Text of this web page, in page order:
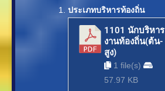
ประเภทบริหารท้องถิ่น
1101 นักบริหาร
งานท้องถิ่น(ต้น-
สูง)
1 file(s)
57.97 KB